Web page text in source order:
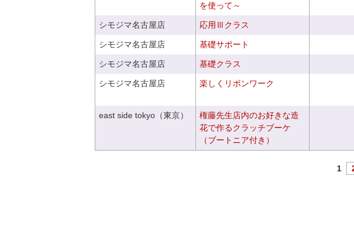
を使って～
シモジマ名古屋店 応用Ⅲクラス
シモジマ名古屋店 基礎サポート
シモジマ名古屋店 基礎クラス
シモジマ名古屋店 楽しくリボンワーク
east side tokyo（東京）
権藤先生店内のお好きな造
花で作るクラッチブーケ
（ブートニア付き）
1